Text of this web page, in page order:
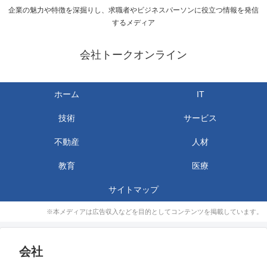
企業の魅力や特徴を深掘りし、求職者やビジネスパーソンに役立つ情報を発信
するメディア
会社トークオンライン
ホーム IT
技術 サービス
不動産 人材
教育 医療
サイトマップ
※本メディアは広告収入などを目的としてコンテンツを掲載しています。
会社